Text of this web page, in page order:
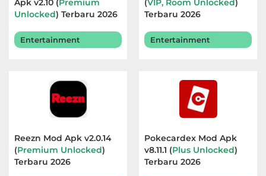
Apk v2.10 (Premium
Unlocked) Terbaru 2026
Entertainment
(VIP, Room Unlocked)
Terbaru 2026
Entertainment
Reezn Mod Apk v2.0.14
(Premium Unlocked)
Terbaru 2026
Pokecardex Mod Apk
v8.11.1 (Plus Unlocked)
Terbaru 2026